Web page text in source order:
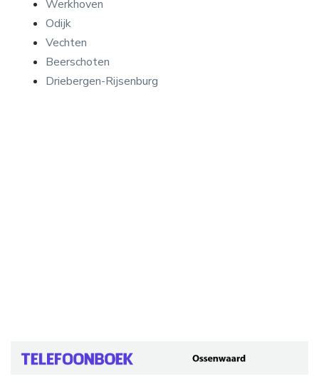
Werkhoven
Odijk
Vechten
Beerschoten
Driebergen-Rijsenburg